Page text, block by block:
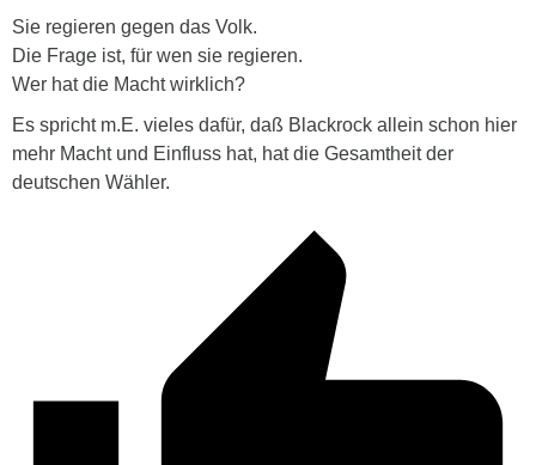
Sie regieren gegen das Volk.
Die Frage ist, für wen sie regieren.
Wer hat die Macht wirklich?
Es spricht m.E. vieles dafür, daß Blackrock allein schon hier
mehr Macht und Einfluss hat, hat die Gesamtheit der
deutschen Wähler.